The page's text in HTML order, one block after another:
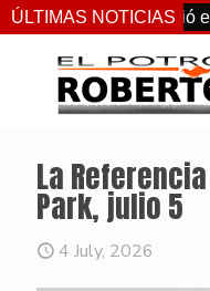
ÚLTIMAS NOTICIAS
Jr. sorprendió en las
La
Park, julio 5
4 July, 2026